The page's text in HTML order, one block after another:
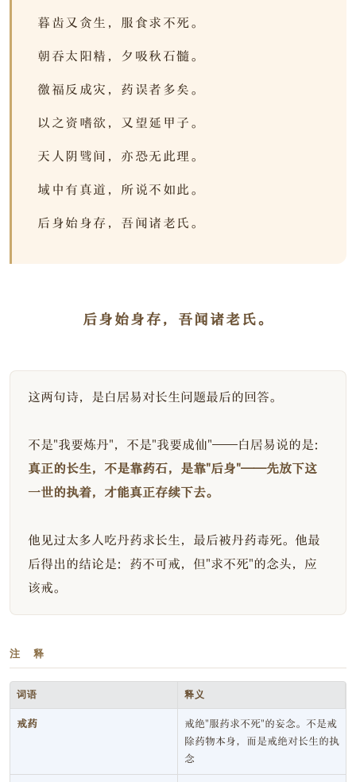
暮齿又贪生，服食求不死。
朝吞太阳精，夕吸秋石髓。
徼福反成灾，药误者多矣。
以之资嗜欲，又望延甲子。
天人阴骘间，亦恐无此理。
域中有真道，所说不如此。
后身始身存，吾闻诸老氏。
后身始身存，吾闻诸老氏。
这两句诗，是白居易对长生问题最后的回答。
不是"我要炼丹"，不是"我要成仙"——白居易说的是：
真正的长生，不是靠药石，是靠"后身"——先放下这
一世的执着，才能真正存续下去。
他见过太多人吃丹药求长生，最后被丹药毒死。他最
后得出的结论是：药不可戒，但"求不死"的念头，应
该戒。
注 释
词语 释义
戒药
戒绝"服药求不死"的妄念。不是戒
除药物本身，而是戒绝对长生的执
念